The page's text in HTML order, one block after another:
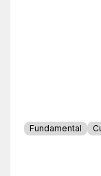
Fundamental